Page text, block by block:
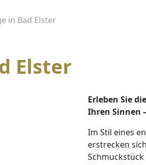
in Bad Elster
Elster
Erleben Sie
Ihren Sinnen
Im Stil eines
erstrecken